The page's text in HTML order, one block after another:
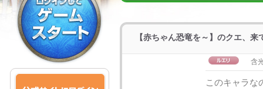
【赤ちゃん恐竜を～】のクエ、来
含
このキャラ